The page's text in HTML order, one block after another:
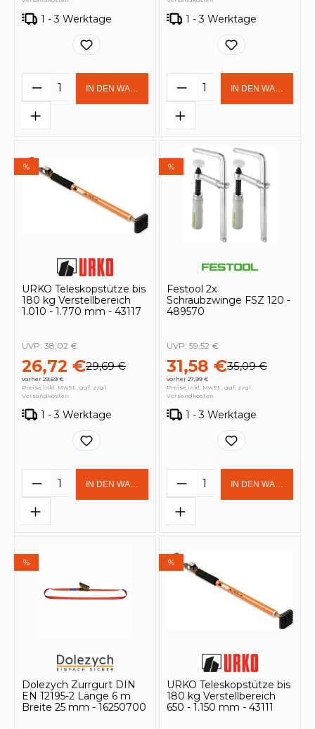
1 - 3 Werktage
Produkt Anzahl: Gib den
IN DEN WARENKORB
1 - 3 Werktage
Produkt Anzahl:
IN DEN
%
URKO Teleskopstütze bis
180 kg Verstellbereich
1.010 - 1.770 mm - 43117
26,72 €29,69 €
vorher 29,69 €
UVP: 38,02 €
Preise inkl. MwSt., ggf. zzgl.
Versandkosten
1 - 3 Werktage
Produkt Anzahl: Gib den
IN DEN WARENKORB
%
Festool 2x
Schraubzwinge FSZ 120 -
489570
31,58 €35,09 €
vorher 27,99 €
UVP: 59,52 €
Preise inkl. MwSt., ggf. zzgl.
Versandkosten
1 - 3 Werktage
Produkt Anzahl:
IN DEN
%
Dolezych Zurrgurt DIN
EN 12195-2 Länge 6 m
Breite 25 mm - 16250700
%
URKO Teleskopstütze bis
180 kg Verstellbereich
650 - 1.150 mm - 43111